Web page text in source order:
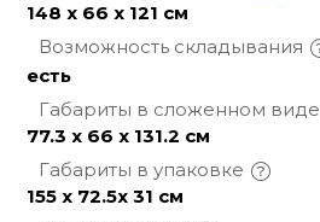
148 х 66 х 121 см
Возможность складывания
есть
Габариты в сложенном виде
77.3 х 66 х 131.2 см
Габариты в упаковке
155 x 72.5x 31 см